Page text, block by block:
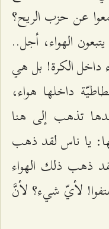
عن حزب الريح؟
الهواء، أجل..
داخل الكرة! بل هي
داخلها هواء،
تذهب إلى هنا
يا ناس لقد ذهب
ذهب ذلك الهواء
لأيّ شيء؟ لأنَّ